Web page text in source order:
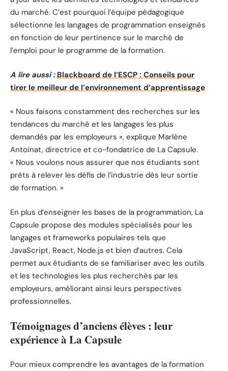
du marché. C’est pourquoi l’équipe pédagogique
sélectionne les langages de programmation enseignés
en fonction de leur pertinence sur le marché de
l’emploi pour le programme de la formation.
A lire aussi : Blackboard de l’ESCP : Conseils pour
tirer le meilleur de l’environnement d’apprentissage
« Nous faisons constamment des recherches sur les
tendances du marché et les langages les plus
demandés par les employeurs », explique Marlène
Antoinat, directrice et co-fondatrice de La Capsule.
« Nous voulons nous assurer que nos étudiants sont
prêts à relever les défis de l’industrie dès leur sortie
de formation. »
En plus d’enseigner les bases de la programmation, La
Capsule propose des modules spécialisés pour les
langages et frameworks populaires tels que
JavaScript, React, Node.js et bien d’autres. Cela
permet aux étudiants de se familiariser avec les outils
et les technologies les plus recherchés par les
employeurs, améliorant ainsi leurs perspectives
professionnelles.
Témoignages d’anciens élèves : leur
expérience à La Capsule
Pour mieux comprendre les avantages de la formation